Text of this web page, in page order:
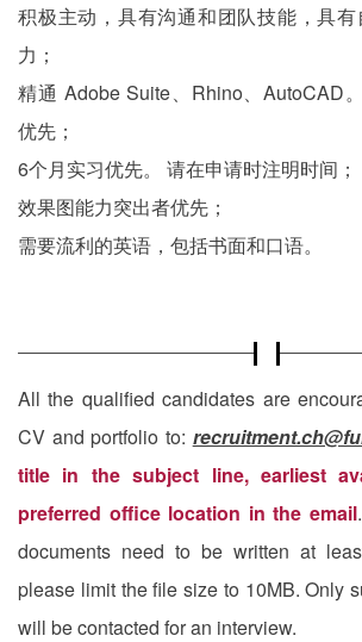
积极主动，具有沟通和团队技能，具
力；
精通 Adobe Suite、Rhino、AutoCAD
优先；
6个月实习优先。 请在申请时注明时间；
效果图能力突出者优先；
需要流利的英语，包括书面和口语。
All the qualified candidates are
CV and portfolio to:
title in the subject line, earliest
preferred office location in the email
documents need to be written at
please limit the file size to 10MB. Only
will be contacted for an interview.